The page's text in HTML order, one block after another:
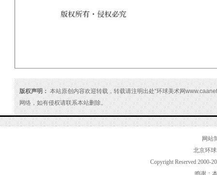
版权声明：本站原创内容欢迎转载，转载请注明出处“环球美术网
网络，如有侵权请联系本站删除。
网站
北京环
Copyright Reserved 2000-
鸣谢：